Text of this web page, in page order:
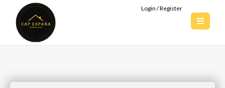
Login / Register